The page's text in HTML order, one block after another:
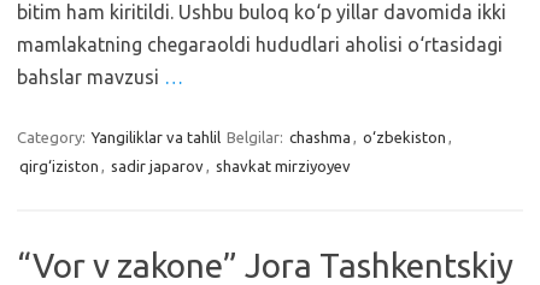
bitim ham kiritildi. Ushbu buloq ko‘p yillar davomida ikki
mamlakatning chegaraoldi hududlari aholisi o‘rtasidagi
bahslar mavzusi …
Category: Yangiliklar va tahlil Belgilar: chashma , o‘zbekiston ,
qirg‘iziston , sadir japarov, shavkat mirziyoyev
“Vor v zakone” Jora Tashkentskiy